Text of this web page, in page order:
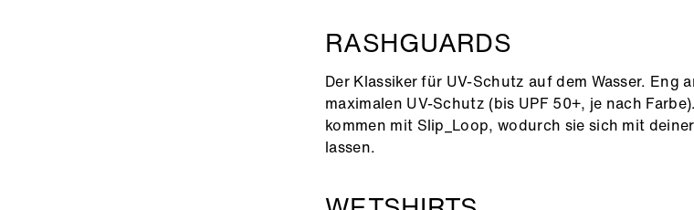
RASHGUARDS
Der Klassiker für UV-Schutz auf dem Wasser. Eng
maximalen UV-Schutz (bis UPF 50+, je nach
kommen mit Slip_Loop, wodurch sie sich mit
lassen.